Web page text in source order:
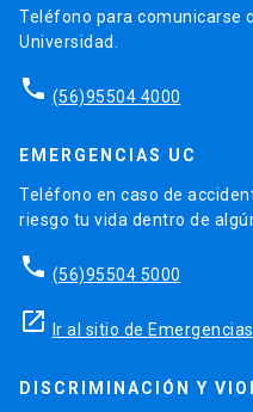
Teléfono para comunicarse
Universidad.
phone (56)95504 4000
EMERGENCIAS UC
Teléfono en caso de
riesgo tu vida dentro de
phone (56)95504 5000
launch Ir al sitio de Emergencias
DISCRIMINACIÓN Y